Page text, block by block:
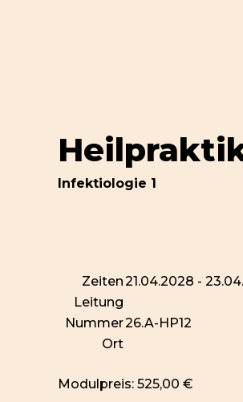
Infektiologie 1
Zeiten21.04.2028 -
Leitung
Nummer26.A-HP12
Ort
Modulpreis: 525,00 €